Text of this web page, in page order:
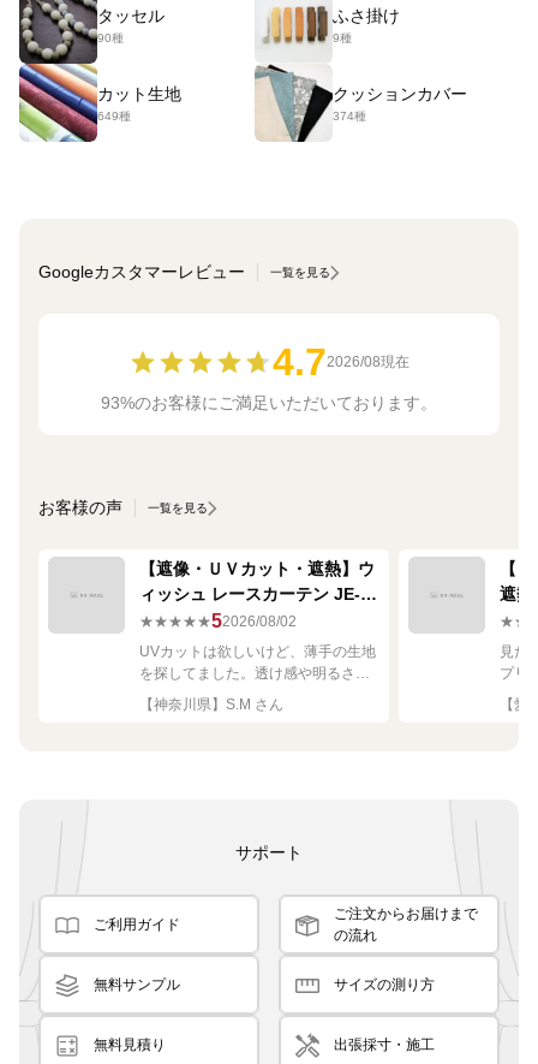
タッセル
90種
ふさ掛け
9種
カット生地
649種
クッションカバー
374種
Googleカスタマーレビュー 一覧を見る
4.72026/08現在
93%のお客様にご満足いただいております。
お客様の声 一覧を見る
【遮像・ＵＶカット・遮熱】ウ
ィッシュ レースカーテン JE-
67249R シルバー
★★★★★52026/08/02
UVカットは欲しいけど、薄手の生地
を探してました。透け感や明るさも
ちょうど良く思った通りで満足で
す。
【神奈川県】S.M さん
【
遮熱
ー
見た
プリ
れい
【愛
サポート
ご利用ガイド
ご注文からお届けまで
の流れ
無料サンプル サイズの測り方
無料見積り 出張採寸・施工